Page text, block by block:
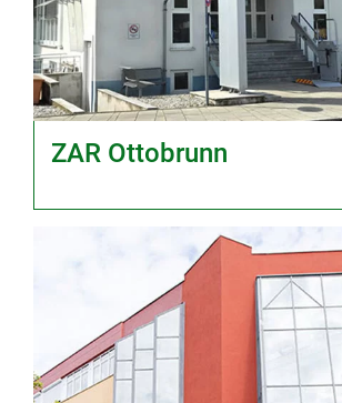
ZAR Ottobrunn